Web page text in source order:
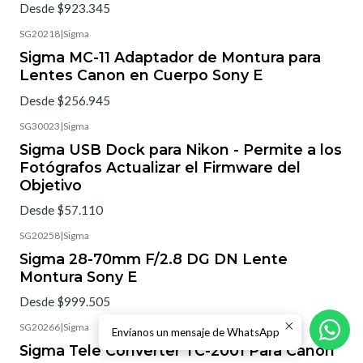
Desde $923.345
SG20218|Sigma
Sigma MC-11 Adaptador de Montura para
Lentes Canon en Cuerpo Sony E
Desde $256.945
SG30023 |Sigma
Sigma USB Dock para Nikon - Permite a los
Fotógrafos Actualizar el Firmware del
Objetivo
Desde $57.110
SG20258|Sigma
Sigma 28-70mm F/2.8 DG DN Lente
Montura Sony E
Desde $999.505
SG20266|Sigma
Sigma Tele Converter TC-2001 Para Canon
Envíanos un mensaje de WhatsApp